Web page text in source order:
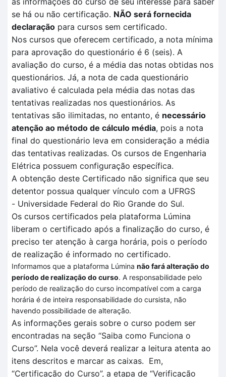
se há ou não certificação. NÃO será fornecida
declaração para cursos sem certificado.
Nos cursos que oferecem certificado, a nota mínima
para aprovação do questionário é 6 (seis). A
avaliação do curso, é a média das notas obtidas nos
questionários. Já, a nota de cada questionário
avaliativo é calculada pela média das notas das
tentativas realizadas nos questionários. As
tentativas são ilimitadas, no entanto, é necessário
atenção ao método de cálculo média, pois a nota
final do questionário leva em consideração a média
das tentativas realizadas. Os cursos de Engenharia
Elétrica possuem configuração específica.
A obtenção deste Certificado não significa que seu
detentor possua qualquer vínculo com a UFRGS
- Universidade Federal do Rio Grande do Sul.
Os cursos certificados pela plataforma Lúmina
liberam o certificado após a finalização do curso, é
preciso ter atenção à carga horária, pois o período
de realização é informado no certificado.
Informamos que a plataforma Lúmina não fará alteração do
período de realização do curso. A responsabilidade pelo
período de realização do curso incompatível com a carga
horária é de inteira responsabilidade do cursista, não
havendo possibilidade de alteração.
As informações gerais sobre o curso podem ser
encontradas na seção “Saiba como Funciona o
Curso”. Nela você deverá realizar a leitura atenta ao
itens descritos e marcar as caixas. Em,
“Certificação do Curso”, a etapa de “Verificação